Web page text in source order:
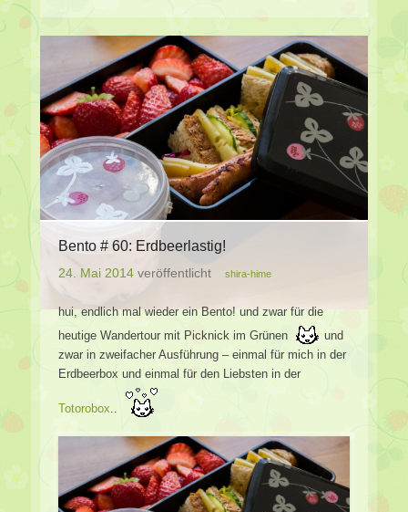
Bento # 60: Erdbeerlastig!
24. Mai 2014 veröffentlicht shira-hime
hui, endlich mal wieder ein Bento! und zwar für die
heutige Wandertour mit Picknick im Grünen
und
zwar in zweifacher Ausführung – einmal für mich in der
Erdbeerbox und einmal für den Liebsten in der
Totorobox..